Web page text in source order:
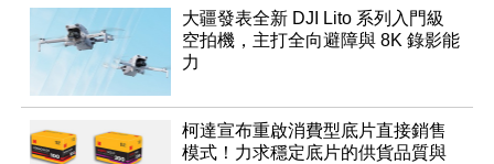
大疆發表全新 DJI Lito 系列入門級
空拍機，主打全向避障與 8K 錄影能
力
柯達宣布重啟消費型底片直接銷售
模式！力求穩定底片的供貨品質與